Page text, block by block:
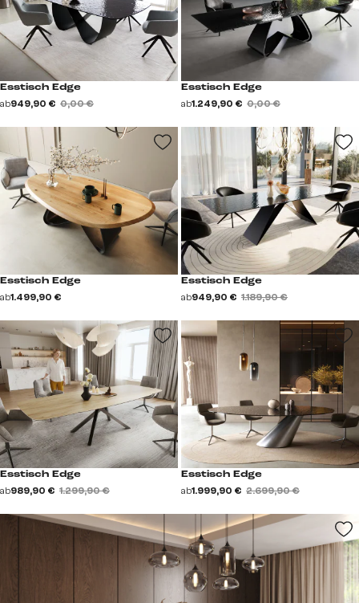
Esstisch Edge
ab949,90 € 0,00 €
Esstisch Edge
ab1.249,90 € 0,00 €
Esstisch Edge
ab1.499,90 €
Esstisch Edge
ab949,90 € 1.189,90 €
Esstisch Edge
ab989,90 € 1.299,90 €
Esstisch Edge
ab1.999,90 € 2.699,90 €